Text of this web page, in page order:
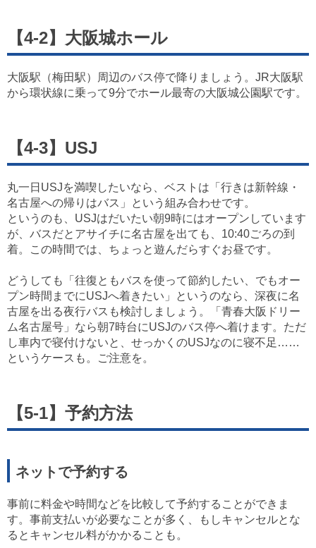
【4-2】大阪城ホール
大阪駅（梅田駅）周辺のバス停で降りましょう。JR大阪駅
から環状線に乗って9分でホール最寄の大阪城公園駅です。
【4-3】USJ
丸一日USJを満喫したいなら、ベストは「行きは新幹線・
名古屋への帰りはバス」という組み合わせです。
というのも、USJはだいたい朝9時にはオープンしています
が、バスだとアサイチに名古屋を出ても、10:40ごろの到
着。この時間では、ちょっと遊んだらすぐお昼です。
どうしても「往復ともバスを使って節約したい、でもオー
プン時間までにUSJへ着きたい」というのなら、深夜に名
古屋を出る夜行バスも検討しましょう。「青春大阪ドリー
ム名古屋号」なら朝7時台にUSJのバス停へ着けます。ただ
し車内で寝付けないと、せっかくのUSJなのに寝不足……
というケースも。ご注意を。
【5-1】予約方法
ネットで予約する
事前に料金や時間などを比較して予約することができま
す。事前支払いが必要なことが多く、もしキャンセルとな
るとキャンセル料がかかることも。